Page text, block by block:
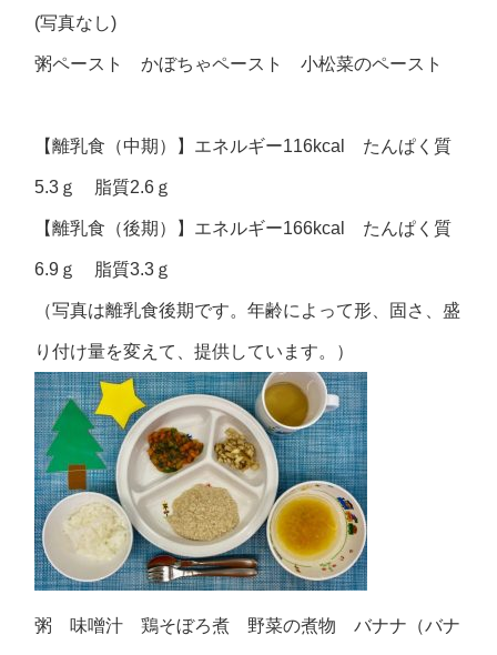
(写真なし)
粥ペースト かぼちゃペースト 小松菜のペースト
【離乳食（中期）】エネルギー116kcal たんぱく質
5.3ｇ 脂質2.6ｇ
【離乳食（後期）】エネルギー166kcal たんぱく質
6.9ｇ 脂質3.3ｇ
（写真は離乳食後期です。年齢によって形、固さ、盛
り付け量を変えて、提供しています。）
粥 味噌汁 鶏そぼろ煮 野菜の煮物 バナナ（バナ